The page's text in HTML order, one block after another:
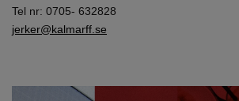
Tel nr: 0705- 632828
jerker@kalmarff.se